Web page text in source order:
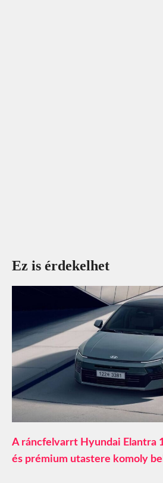
Ez is érdekelhet
A ráncfelvarrt Hyundai Elantra
és prémium utastere komoly